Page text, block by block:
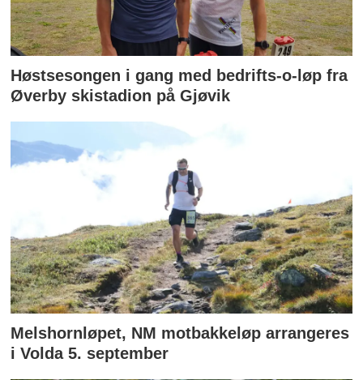
Høstsesongen i gang med bedrifts-o-løp fra
Øverby skistadion på Gjøvik
Melshornløpet, NM motbakkeløp arrangeres
i Volda 5. september